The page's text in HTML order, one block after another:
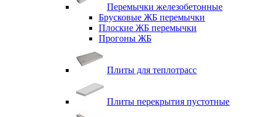
Перемычки железобетонные
Брусковые ЖБ перемычки
Плоские ЖБ перемычки
Прогоны ЖБ
Плиты для теплотрасс
Плиты перекрытия пустотные